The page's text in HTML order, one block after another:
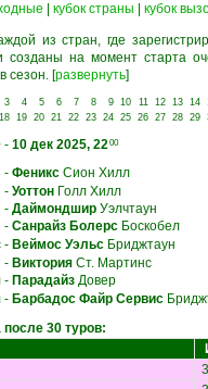
кубок страны кубок
из стран, где
на момент старта
сезон. [развернуть]
3 4 5 6 7 8 9 10 11 12 13 14
18 19 20 21 22 23 24 25 26 27 28 29
- 10 дек 2025, 2200
- ФениксСион Хилл
- УоттонГолл Хилл
- ДаймондширУэлчтаун
- Санрайз БолерсБоскобел
- Веймос УэльсБриджтаун
- ВикторияСт. Мартинс
- ПарадайзДовер
- Барбадос Файр Сервис
30 туров: